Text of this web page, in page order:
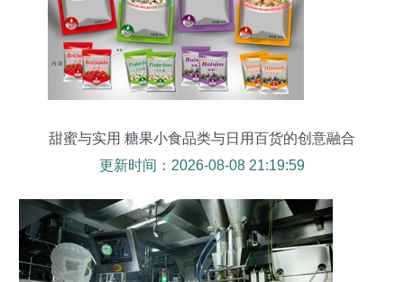
甜蜜与实用 糖果小食品类与日用百货的创意融合
更新时间：2026-08-08 21:19:59